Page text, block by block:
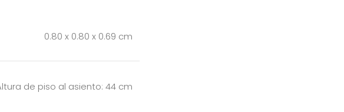
0.80 x 0.80 x 0.69 cm
de piso al asiento: 44 cm